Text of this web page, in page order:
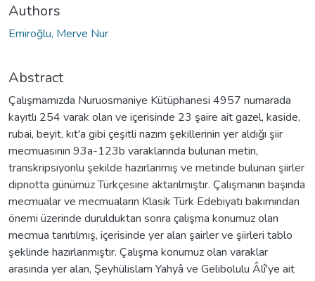
Authors
Emiroğlu, Merve Nur
Abstract
Çalışmamızda Nuruosmaniye Kütüphanesi 4957 numarada
kayıtlı 254 varak olan ve içerisinde 23 şaire ait gazel, kaside,
rubai, beyit, kıt'a gibi çeşitli nazım şekillerinin yer aldığı şiir
mecmuasının 93a-123b varaklarında bulunan metin,
transkripsiyonlu şekilde hazırlanmış ve metinde bulunan şiirler
dipnotta günümüz Türkçesine aktarılmıştır. Çalışmanın başında
mecmualar ve mecmuaların Klasik Türk Edebiyatı bakımından
önemi üzerinde durulduktan sonra çalışma konumuz olan
mecmua tanıtılmış, içerisinde yer alan şairler ve şiirleri tablo
şeklinde hazırlanmıştır. Çalışma konumuz olan varaklar
arasında yer alan, Şeyhülislam Yahyâ ve Gelibolulu Âlî'ye ait